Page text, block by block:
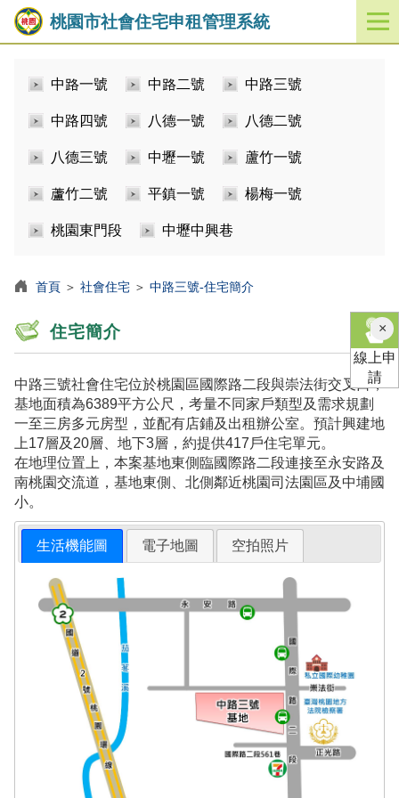
桃園市社會住宅申租管理系統
開
啟
中路一號 中路二號 中路三號
中路四號 八德一號 八德二號
八德三號 中壢一號 蘆竹一號
蘆竹二號 平鎮一號 楊梅一號
桃園東門段 中壢中興巷
首頁 ＞ 社會住宅 ＞ 中路三號-住宅簡介
住宅簡介
中路三號社會住宅位於桃園區國際路二段與崇法街交叉口，
基地面積為6389平方公尺，考量不同家戶類型及需求規劃
一至三房多元房型，並配有店鋪及出租辦公室。預計興建地
上17層及20層、地下3層，約提供417戶住宅單元。
在地理位置上，本案基地東側臨國際路二段連接至永安路及
南桃園交流道，基地東側、北側鄰近桃園司法園區及中埔國
小。
生活機能圖 電子地圖 空拍照片
×關
閉
線上申
請